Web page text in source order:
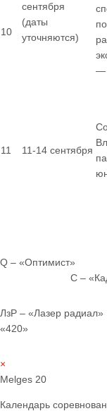
10
сентября
(даты
уточняются)
—
11 11-14 сентября
Q –
С –
ЛзР – «Лазер
«420» Л –
×
Melges 20
Календарь